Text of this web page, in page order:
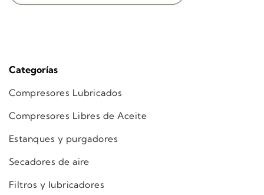
Categorías
Compresores Lubricados
Compresores Libres de Aceite
Estanques y purgadores
Secadores de aire
Filtros y lubricadores